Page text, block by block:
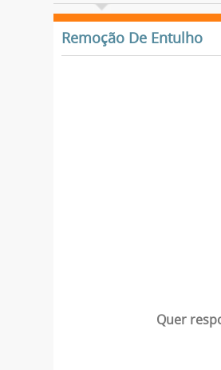
Remoção De Entulho
Quer